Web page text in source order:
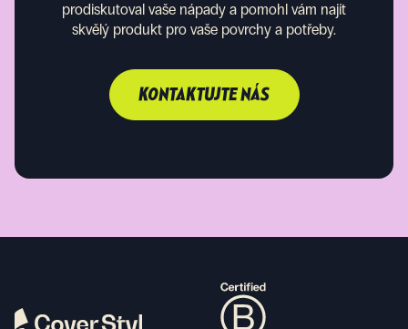
prodiskutoval vaše nápady a pomohl vám najít
skvělý produkt pro vaše povrchy a potřeby.
KONTAKTUJTE NÁS